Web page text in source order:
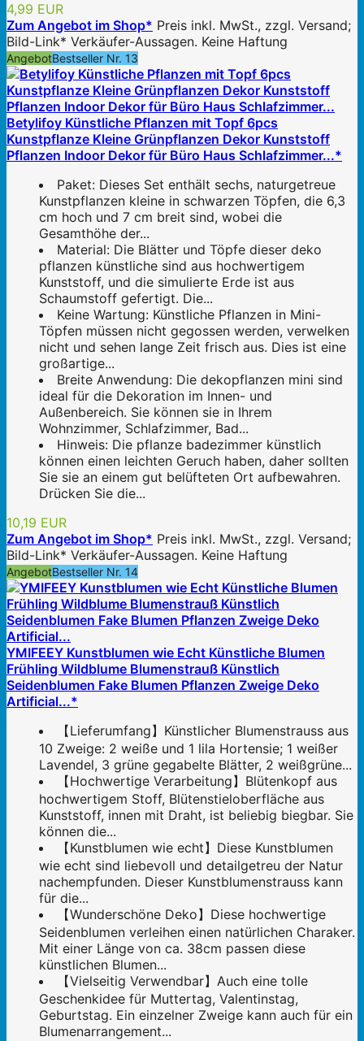
4,99 EUR
Zum Angebot im Shop* Preis inkl. MwSt., zzgl. Versand;
Bild-Link* Verkäufer-Aussagen. Keine Haftung
AngebotBestseller Nr. 13
Betylifoy Künstliche Pflanzen mit Topf 6pcs
Kunstpflanze Kleine Grünpflanzen Dekor Kunststoff
Pflanzen Indoor Dekor für Büro Haus Schlafzimmer...*
Paket: Dieses Set enthält sechs, naturgetreue
Kunstpflanzen kleine in schwarzen Töpfen, die 6,3
cm hoch und 7 cm breit sind, wobei die
Gesamthöhe der...
Material: Die Blätter und Töpfe dieser deko
pflanzen künstliche sind aus hochwertigem
Kunststoff, und die simulierte Erde ist aus
Schaumstoff gefertigt. Die...
Keine Wartung: Künstliche Pflanzen in Mini-
Töpfen müssen nicht gegossen werden, verwelken
nicht und sehen lange Zeit frisch aus. Dies ist eine
großartige...
Breite Anwendung: Die dekopflanzen mini sind
ideal für die Dekoration im Innen- und
Außenbereich. Sie können sie in Ihrem
Wohnzimmer, Schlafzimmer, Bad...
Hinweis: Die pflanze badezimmer künstlich
können einen leichten Geruch haben, daher sollten
Sie sie an einem gut belüfteten Ort aufbewahren.
Drücken Sie die...
10,19 EUR
Zum Angebot im Shop* Preis inkl. MwSt., zzgl. Versand;
Bild-Link* Verkäufer-Aussagen. Keine Haftung
AngebotBestseller Nr. 14
YMIFEEY Kunstblumen wie Echt Künstliche Blumen
Frühling Wildblume Blumenstrauß Künstlich
Seidenblumen Fake Blumen Pflanzen Zweige Deko
Artificial...*
【Lieferumfang】Künstlicher Blumenstrauss aus
10 Zweige: 2 weiße und 1 lila Hortensie; 1 weißer
Lavendel, 3 grüne gegabelte Blätter, 2 weißgrüne...
【Hochwertige Verarbeitung】Blütenkopf aus
hochwertigem Stoff, Blütenstieloberfläche aus
Kunststoff, innen mit Draht, ist beliebig biegbar. Sie
können die...
【Kunstblumen wie echt】Diese Kunstblumen
wie echt sind liebevoll und detailgetreu der Natur
nachempfunden. Dieser Kunstblumenstrauss kann
für die...
【Wunderschöne Deko】Diese hochwertige
Seidenblumen verleihen einen natürlichen Charaker.
Mit einer Länge von ca. 38cm passen diese
künstlichen Blumen...
【Vielseitig Verwendbar】Auch eine tolle
Geschenkidee für Muttertag, Valentinstag,
Geburtstag. Ein einzelner Zweige kann auch für ein
Blumenarrangement...